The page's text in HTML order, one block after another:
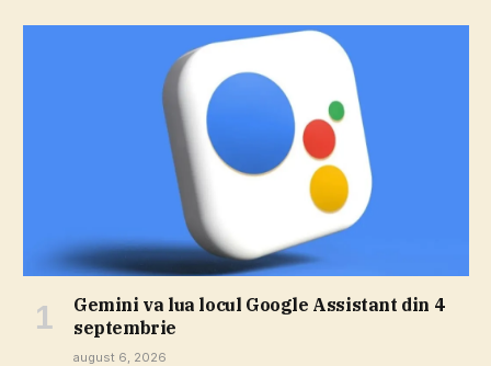
Gemini va lua locul Google Assistant din 4
septembrie
august 6, 2026